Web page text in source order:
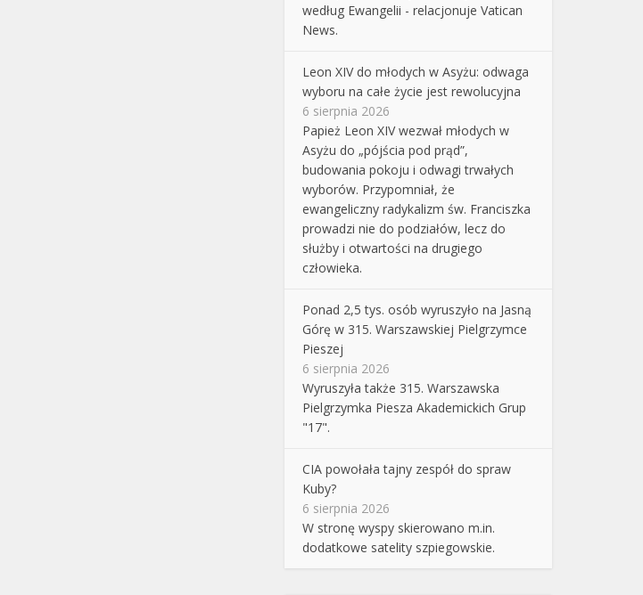
według Ewangelii - relacjonuje Vatican
News.
Leon XIV do młodych w Asyżu: odwaga
wyboru na całe życie jest rewolucyjna
6 sierpnia 2026
Papież Leon XIV wezwał młodych w
Asyżu do „pójścia pod prąd”,
budowania pokoju i odwagi trwałych
wyborów. Przypomniał, że
ewangeliczny radykalizm św. Franciszka
prowadzi nie do podziałów, lecz do
służby i otwartości na drugiego
człowieka.
Ponad 2,5 tys. osób wyruszyło na Jasną
Górę w 315. Warszawskiej Pielgrzymce
Pieszej
6 sierpnia 2026
Wyruszyła także 315. Warszawska
Pielgrzymka Piesza Akademickich Grup
"17".
CIA powołała tajny zespół do spraw
Kuby?
6 sierpnia 2026
W stronę wyspy skierowano m.in.
dodatkowe satelity szpiegowskie.